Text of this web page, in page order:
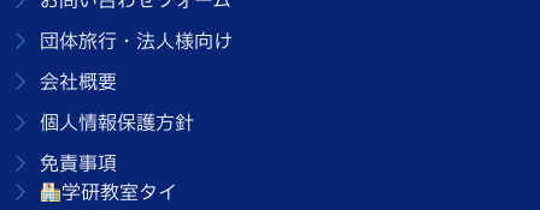
団体旅行・法人様向け
会社概要
個人情報保護方針
免責事項
学研教室タイ